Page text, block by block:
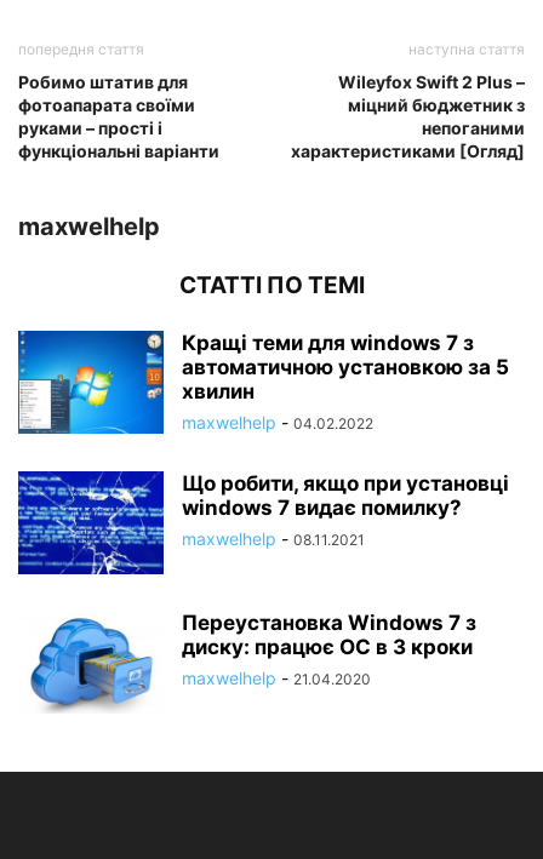
попередня стаття
Робимо штатив для
фотоапарата своїми
руками – прості і
функціональні варіанти
наступна стаття
Wileyfox Swift 2 Plus –
міцний бюджетник з
непоганими
характеристиками [Огляд]
maxwelhelp
СТАТТІ ПО ТЕМІ
Кращі теми для windows 7 з
автоматичною установкою за 5
хвилин
maxwelhelp - 04.02.2022
Що робити, якщо при установці
windows 7 видає помилку?
maxwelhelp - 08.11.2021
Переустановка Windows 7 з
диску: працює ОС в 3 кроки
maxwelhelp - 21.04.2020